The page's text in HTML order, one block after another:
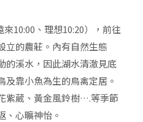
10:00、理想10:20），前往
立的農莊。內有自然生態
的溪水，因此湖水清澈見底
及靠小魚為生的鳥禽定居。
紫葳、黃金風鈴樹….等季節
、心曠神怡。